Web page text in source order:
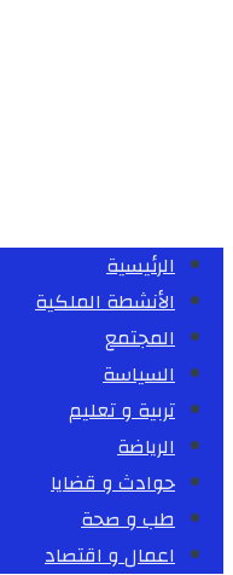
الرئيسية
الأنشطة الملكية
المجتمع
السياسة
تربية و تعليم
الرياضة
حوادث و قضايا
طب و صحة
اعمال و اقتصاد